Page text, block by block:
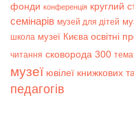
фонди конференція круглий
семінарів музей для дітей
школа музеї Києва освітні
читання сковорода 300
музеї ювілеї книжкових
педагогів